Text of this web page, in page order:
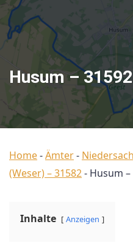
Husum – 31592
Home-Ämter-
(Weser) – 31582- Husum –
Inhalte Anzeigen